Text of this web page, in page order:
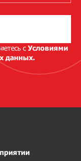
сУсловиями
данных.